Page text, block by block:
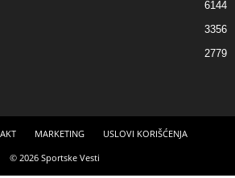
6144
3356
2779
MARKETING
USLOVI KORIŠĆENJA
© 2026 Sportske Vesti